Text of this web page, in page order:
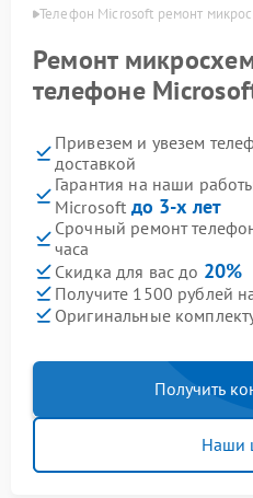
Телефон Microsoft ремонт
Ремонт
телефоне
Привезем и увезем
доставкой
Гарантия на наши
Microsoft до 3-х лет
Срочный ремонт
часа
Скидка для вас до 20%
Получите 1500 рублей
Оригинальные
Получить
Наши